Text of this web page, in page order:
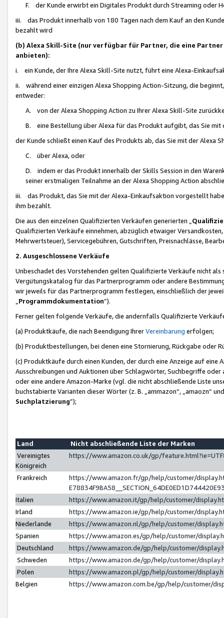
F. der Kunde erwirbt ein Digitales Produkt durch Streaming oder
iii. das Produkt innerhalb von 180 Tagen nach dem Kauf an den
bezahlt wird
(b) Alexa Skill-Site (nur verfügbar für Partner, die eine
anbieten):
i. ein Kunde, der Ihre Alexa Skill-Site nutzt, führt eine Alexa-
ii. während einer einzigen Alexa Shopping Action-Sitzung, die
entweder:
A. von der Alexa Shopping Action zu Ihrer Alexa Skill-Site
B. eine Bestellung über Alexa für das Produkt aufgibt, das Sie mit
der Kunde schließt einen Kauf des Produkts ab, das Sie mit der Alexa
C. über Alexa, oder
D. indem er das Produkt innerhalb der Skills Session in den
seiner erstmaligen Teilnahme an der Alexa Shopping Action
iii. das Produkt, das Sie mit der Alexa-Einkaufsaktion vorgestellt
ihm bezahlt.
Die aus den einzelnen Qualifizierten Verkäufen generierten „
Qualifizierten Verkäufe einnehmen, abzüglich etwaiger
Mehrwertsteuer), Servicegebühren, Gutschriften, Preisnachlässe,
2. Ausgeschlossene Verkäufe
Unbeschadet des Vorstehenden gelten Qualifizierte Verkäufe nicht
Vergütungskatalog für das Partnerprogramm oder andere
wir jeweils für das Partnerprogramm festlegen, einschließlich der
Programmdokumentation“).
Ferner gelten folgende Verkäufe, die andernfalls Qualifizierte
(a) Produktkäufe, die nach Beendigung IhrerVereinbarung erfolgen;
(b) Produktbestellungen, bei denen eine Stornierung, Rückgabe oder
(c) Produktkäufe durch einen Kunden, der durch eine Anzeige auf
Ausschreibungen und Auktionen über Schlagwörter, Suchbegriffe
oder eine andere Amazon-Marke (vgl. die nicht abschließende Liste
buchstabierte Varianten dieser Wörter (z. B. „ammazon“, „amaozn“
Suchplatzierung”);
Land
Nicht abschließende Liste der Marken
Vereinigtes
Königreich
https://www.amazon.co.uk/gp/
Frankreich
https://www.amazon.fr/gp/help/customer/
Italien
https://www.amazon.it/gp/help/customer/
Irland
https://www.amazon.ie/gp/help/customer/
Niederlande
https://www.amazon.nl/gp/help/customer/
Spanien
https://www.amazon.es/gp/help/customer/
Deutschland
https://www.amazon.de/gp/help/customer/
Schweden
https://www.amazon.de/gp/help/customer/
Polen
https://www.amazon.pl/gp/help/customer/
Belgien
https://www.amazon.com.be/gp/help/customer/